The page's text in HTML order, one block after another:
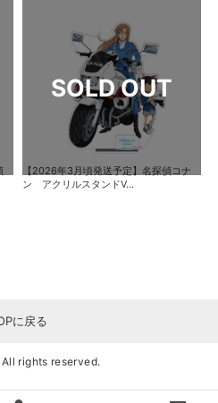
【2026年3月頃発送予定】名探偵コナ
ン アクリルスタンドV...
に戻る
rights reserved.